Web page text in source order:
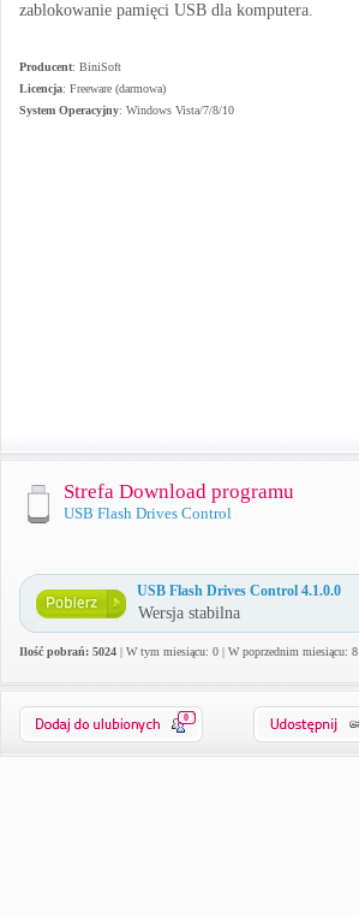
zablokowanie pamięci USB dla komputera.
Producent: BiniSoft
Licencja: Freeware (darmowa)
System Operacyjny: Windows Vista/7/8/10
Strefa Download programu
USB Flash Drives Control
USB Flash Drives Control 4.1.0.0
Wersja stabilna
Ilość pobrań: 5024 | W tym miesiącu: 0 | W poprzednim miesiącu: 8
0